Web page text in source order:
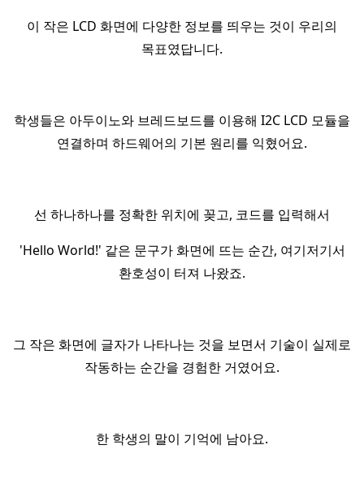
이 작은 LCD 화면에 다양한 정보를 띄우는 것이 우리의
목표였답니다.
학생들은 아두이노와 브레드보드를 이용해 I2C LCD 모듈을
연결하며 하드웨어의 기본 원리를 익혔어요.
선 하나하나를 정확한 위치에 꽂고, 코드를 입력해서
'Hello World!' 같은 문구가 화면에 뜨는 순간, 여기저기서
환호성이 터져 나왔죠.
그 작은 화면에 글자가 나타나는 것을 보면서 기술이 실제로
작동하는 순간을 경험한 거였어요.
한 학생의 말이 기억에 남아요.